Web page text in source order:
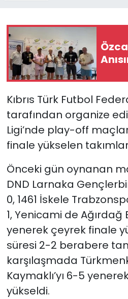
Kıbrıs Türk Futbol
tarafından organize
Ligi’nde play-off
finale yükselen
Önceki gün oynanan
DND Larnaka
0, 1461 İskele
1, Yenicami de Ağırdağ
yenerek çeyrek finale
süresi 2-2 berabere
karşılaşmada
Kaymaklı’yı 6-5
yükseldi.
Otomobil Dünyası
Politika
SAĞLIK
Spor
Teknoloji
TÜRKiYE
Video Galeri
YAŞAM
Yazarlar